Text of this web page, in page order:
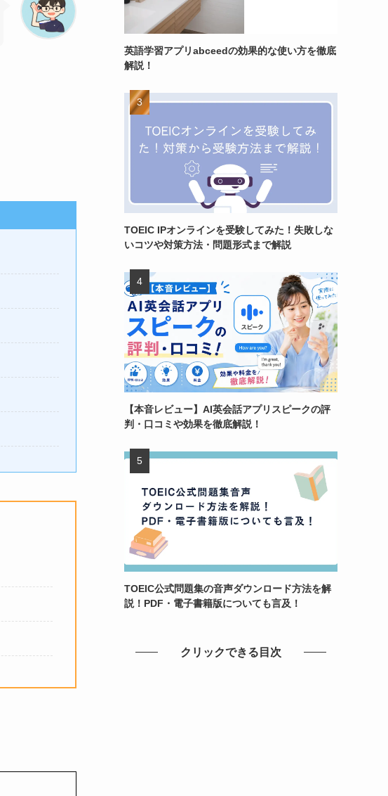
英語学習アプリabceedの効果的な使い方を徹底
解説！
TOEIC IPオンラインを受験してみた！失敗しな
いコツや対策方法・問題形式まで解説
【本音レビュー】AI英会話アプリスピークの評
判・口コミや効果を徹底解説！
TOEIC公式問題集の音声ダウンロード方法を解
説！PDF・電子書籍版についても言及！
クリックできる目次